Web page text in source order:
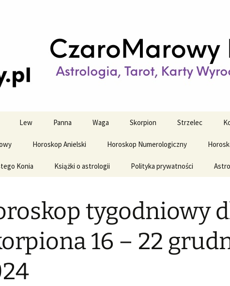
horoskop
i tygodniowy
Lew Panna Waga Skorpion Strzelec
Horoskop Anielski Horoskop Numerologiczny
Konia Książki o astrologii Polityka prywatności
tygodniowy
16 – 22